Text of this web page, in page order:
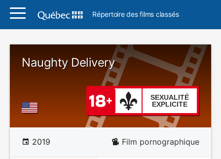
Répertoire des films classés
Naughty Delivery
SEXUALITÉ
EXPLICITE
2019 Film pornographique